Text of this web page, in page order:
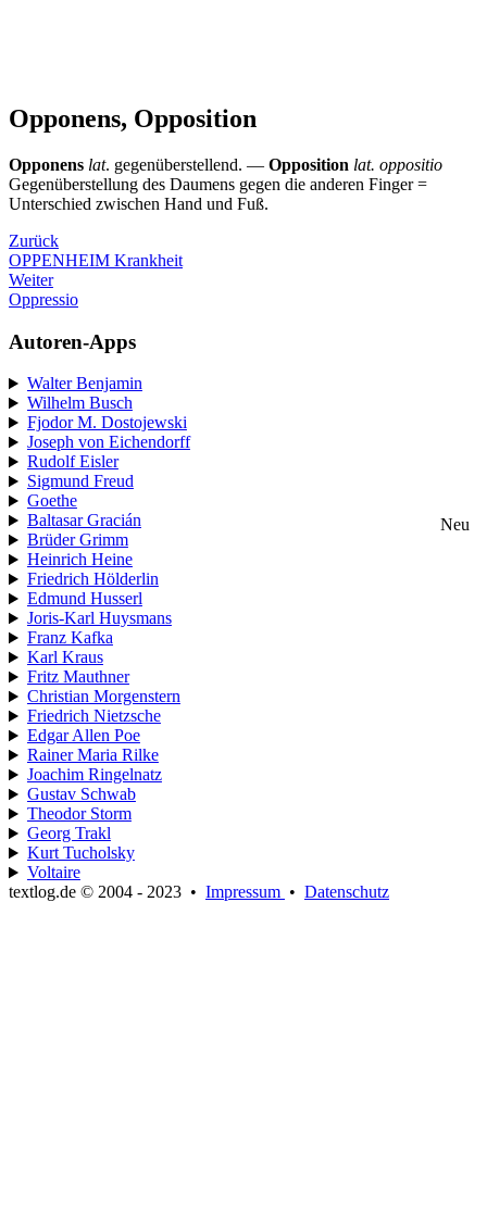
Opponens, Opposition
Opponens lat. gegenüberstellend. — Opposition lat. oppositio
Gegenüberstellung des Daumens gegen die anderen Finger =
Unterschied zwischen Hand und Fuß.
Zurück
OPPENHEIM Krankheit
Weiter
Oppressio
Autoren-Apps
Walter Benjamin
Wilhelm Busch
Fjodor M. Dostojewski
Joseph von Eichendorff
Rudolf Eisler
Sigmund Freud
Goethe
Baltasar Gracián
Neu
Brüder Grimm
Heinrich Heine
Friedrich Hölderlin
Edmund Husserl
Joris-Karl Huysmans
Franz Kafka
Karl Kraus
Fritz Mauthner
Christian Morgenstern
Friedrich Nietzsche
Edgar Allen Poe
Rainer Maria Rilke
Joachim Ringelnatz
Gustav Schwab
Theodor Storm
Georg Trakl
Kurt Tucholsky
Voltaire
textlog.de © 2004 - 2023 • Impressum • Datenschutz